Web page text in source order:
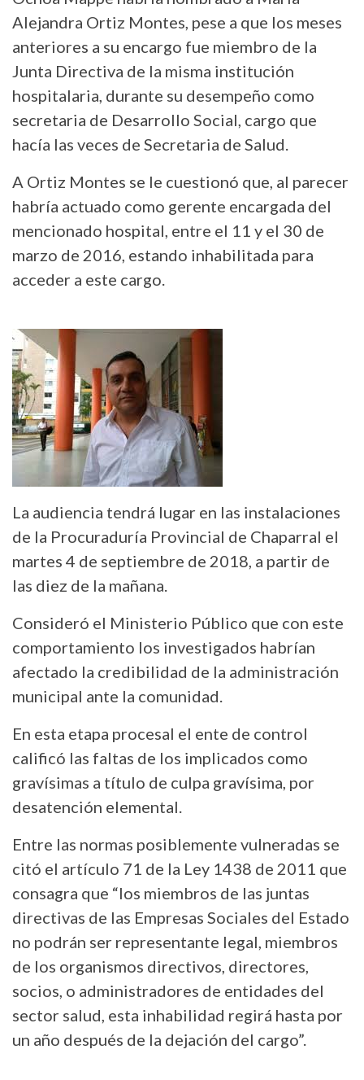
Alejandra Ortiz Montes, pese a que los meses
anteriores a su encargo fue miembro de la
Junta Directiva de la misma institución
hospitalaria, durante su desempeño como
secretaria de Desarrollo Social, cargo que
hacía las veces de Secretaria de Salud.
A Ortiz Montes se le cuestionó que, al parecer
habría actuado como gerente encargada del
mencionado hospital, entre el 11 y el 30 de
marzo de 2016, estando inhabilitada para
acceder a este cargo.
La audiencia tendrá lugar en las instalaciones
de la Procuraduría Provincial de Chaparral el
martes 4 de septiembre de 2018, a partir de
las diez de la mañana.
Consideró el Ministerio Público que con este
comportamiento los investigados habrían
afectado la credibilidad de la administración
municipal ante la comunidad.
En esta etapa procesal el ente de control
calificó las faltas de los implicados como
gravísimas a título de culpa gravísima, por
desatención elemental.
Entre las normas posiblemente vulneradas se
citó el artículo 71 de la Ley 1438 de 2011 que
consagra que “los miembros de las juntas
directivas de las Empresas Sociales del Estado
no podrán ser representante legal, miembros
de los organismos directivos, directores,
socios, o administradores de entidades del
sector salud, esta inhabilidad regirá hasta por
un año después de la dejación del cargo”.